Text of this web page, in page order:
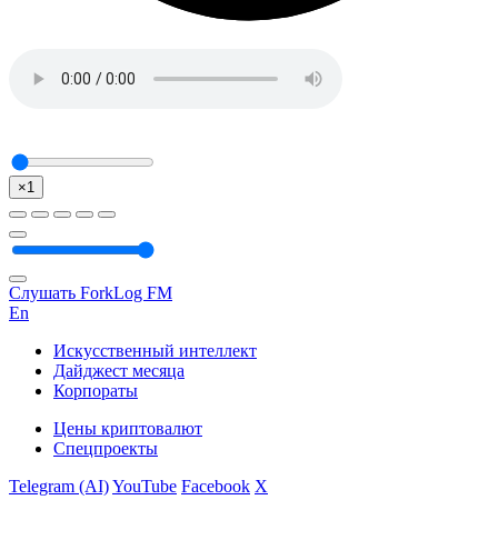
×1
Слушать ForkLog FM
En
Искусственный интеллект
Дайджест месяца
Корпораты
Цены криптовалют
Спецпроекты
Telegram (AI)YouTube Facebook X